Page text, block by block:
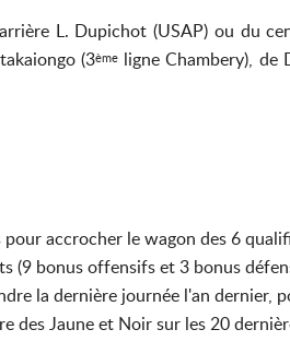
L. Dupichot (USAP) ou du
(3èmeligne Chambery), de
accrocher le wagon des 6
(9 bonus offensifs et 3 bonus
la dernière journée l'an dernier,
des Jaune et Noir sur les 20